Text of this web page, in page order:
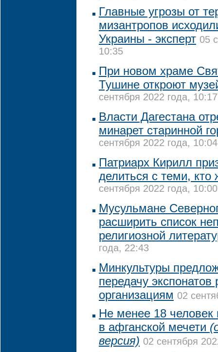
Главные угрозы от
мизантропов
Украины - эксперт 05
10:35
При новом храме
Тушине откроют
сентября 2022 года, 10:17
Власти Дагестана
минарет старинной
сентября 2022 года, 10:04
Патриарх Кирилл
делиться с теми, кто
сентября 2022 года, 10:00
Мусульмане
расширить список
религиозной
года, 22:43
Минкультуры
передачу
организациям 02
Не менее 18 человек
в афганской мечети
версия) 02 сентября